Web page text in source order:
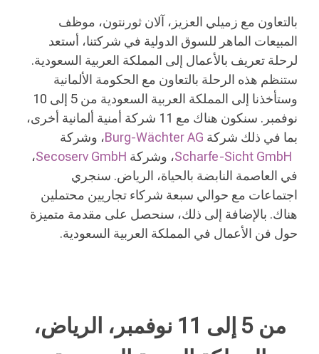
بالتعاون مع زميلي العزيز، آلان ثورنتون، موظف
المبيعات الماهر للسوق الدولية في شركتنا، أستعد
لرحلة تعريف بالأعمال إلى المملكة العربية السعودية.
ستنظم هذه الرحلة بالتعاون مع الحكومة الألمانية
وستأخذنا إلى المملكة العربية السعودية من 5 إلى 10
نوفمبر. سنكون هناك مع 11 شركة أمنية ألمانية أخرى،
بما في ذلك شركة Burg-Wächter AG، وشركة
Scharfe-Sicht GmbH، وشركة Secoserv GmbH،
في العاصمة النابضة بالحياة، الرياض. سنجري
اجتماعات مع حوالي سبعة شركاء تجاريين محتملين
هناك. بالإضافة إلى ذلك، سنحصل على مقدمة متميزة
حول فن الأعمال في المملكة العربية السعودية.
من 5 إلى 11 نوفمبر، الرياض،